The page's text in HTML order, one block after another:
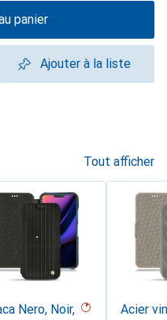
panier
Ajouter à la liste
Tout afficher
Nero, Noir,
Acier